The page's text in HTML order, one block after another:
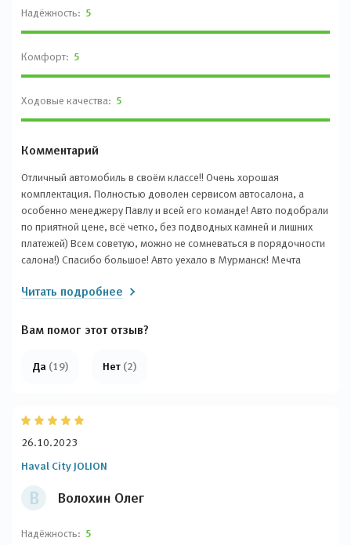
Надёжность: 5
Комфорт: 5
Ходовые качества: 5
Комментарий
Отличный автомобиль в своём классе!! Очень хорошая
комплектация. Полностью доволен сервисом автосалона, а
особенно менеджеру Павлу и всей его команде! Авто подобрали
по приятной цене, всё четко, без подводных камней и лишних
платежей) Всем советую, можно не сомневаться в порядочности
салона!) Спасибо большое! Авто уехало в Мурманск! Мечта
Читать подробнее
Вам помог этот отзыв?
Да (19) Нет (2)
В Волохин Олег
Haval City JOLION
26.10.2023
Надёжность: 5